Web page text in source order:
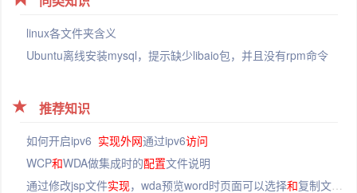
linux各文件夹含义
Ubuntu离线安装mysql，提示缺少libaio包，并且没有rpm命令
推荐知识
如何开启ipv6 实现外网通过ipv6访问
WCP和WDA做集成时的配置文件说明
通过修改jsp文件实现，wda预览word时页面可以选择和复制文本内容